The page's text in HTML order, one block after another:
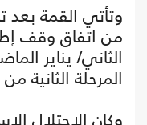
وتأتي القمة بعد
من اتفاق وقف
الثاني/ يناير
المرحلة الثانية
وكان الاحتلال